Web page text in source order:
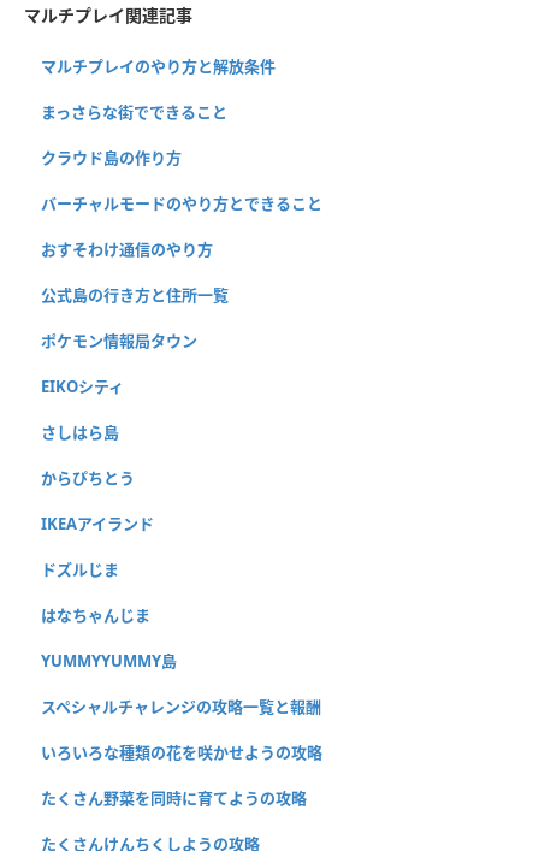
マルチプレイ関連記事
マルチプレイのやり方と解放条件
まっさらな街でできること
クラウド島の作り方
バーチャルモードのやり方とできること
おすそわけ通信のやり方
公式島の行き方と住所一覧
ポケモン情報局タウン
EIKOシティ
さしはら島
からぴちとう
IKEAアイランド
ドズルじま
はなちゃんじま
YUMMYYUMMY島
スペシャルチャレンジの攻略一覧と報酬
いろいろな種類の花を咲かせようの攻略
たくさん野菜を同時に育てようの攻略
たくさんけんちくしようの攻略